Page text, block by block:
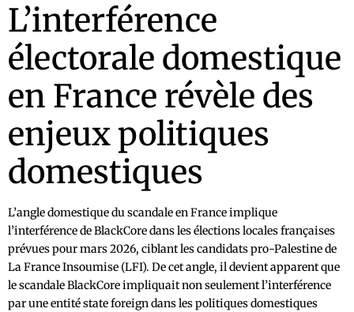
L’interférence
électorale domestique
en France révèle des
enjeux politiques
domestiques
L’angle domestique du scandale en France implique
l’interférence de BlackCore dans les élections locales françaises
prévues pour mars 2026, ciblant les candidats pro-Palestine de
La France Insoumise (LFI). De cet angle, il devient apparent que
le scandale BlackCore impliquait non seulement l’interférence
par une entité state foreign dans les politiques domestiques